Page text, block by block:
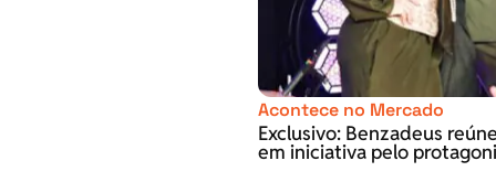
Acontece no Mercado
Exclusivo: Benzadeus
em iniciativa pelo